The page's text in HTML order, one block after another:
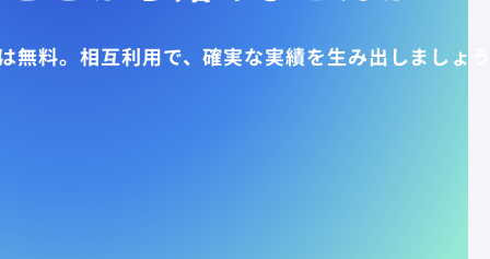
無料。相互利用で、確実な実績を生み出しましょ